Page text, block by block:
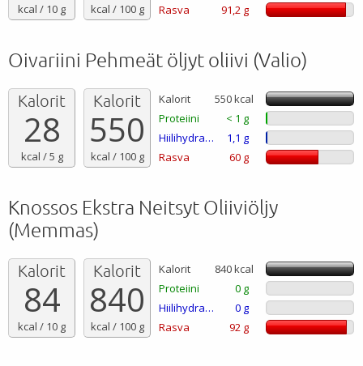
kcal / 10 g kcal / 100 g Rasva 91,2 g
Oivariini Pehmeät öljyt oliivi (Valio)
Kalorit
28
kcal / 5 g
Kalorit
550
kcal / 100 g
Kalorit
550 kcal
Proteiini
< 1 g
Hiilihydraatti
1,1 g
Rasva
60 g
Knossos Ekstra Neitsyt Oliiviöljy
(Memmas)
Kalorit
84
kcal / 10 g
Kalorit
840
kcal / 100 g
Kalorit
840 kcal
Proteiini
0 g
Hiilihydraatti
0 g
Rasva
92 g